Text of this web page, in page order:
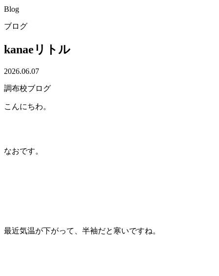
Blog
ブログ
kanaeリトル
2026.06.07
調布校ブログ
こんにちわ。
なおです。
最近気温が下がって、半袖だと寒いですね。